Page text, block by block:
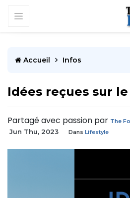
Accueil Infos
Idées reçues sur
Partagé avec passion par The
Jun Thu, 2023 Dans Lifestyle